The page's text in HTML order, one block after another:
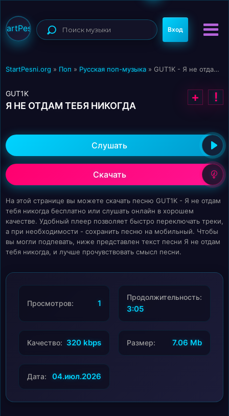
Вход
StartPesni.org » Поп » Русская поп-музыка » GUT1K - Я не отдам тебя никогда
GUT1K
Я НЕ ОТДАМ ТЕБЯ НИКОГДА
+ !
Слушать
Скачать
На этой странице вы можете скачать песню GUT1K - Я не отдам
тебя никогда бесплатно или слушать онлайн в хорошем
качестве. Удобный плеер позволяет быстро переключать треки,
а при необходимости - сохранить песню на мобильный. Чтобы
вы могли подпевать, ниже представлен текст песни Я не отдам
тебя никогда, и лучше прочувствовать смысл песни.
Просмотров: 1
Продолжительность:
3:05
Качество: 320 kbps Размер: 7.06 Mb
Дата: 04.июл.2026